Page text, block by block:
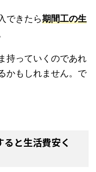
できたら期間工の生
持っていくのであれ
かもしれません。で
と生活費安く